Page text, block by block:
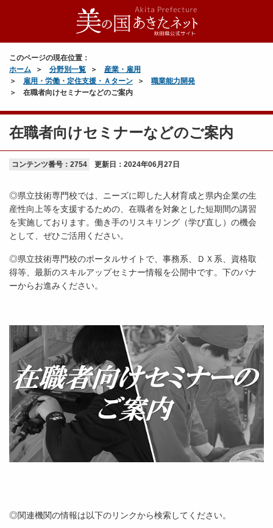
このページの現在位置：
ホーム
分野別一覧
産業・雇用
雇用・労働・定住支援・Ａターン
職業能力開発
在職者向けセミナーなどのご案内
在職者向けセミナーなどのご案内
コンテンツ番号：2754 更新日： 2024年06月27日
◎県立技術専門校では、ニーズに即した人材育成と県内企業の生
産性向上等を支援するための、在職者を対象とした短期間の講習
を実施しております。働き手のリスキリング（学び直し）の機会
として、ぜひご活用ください。
◎県立技術専門校のポータルサイトで、事務系、ＤＸ系、資格取
得等、最新のスキルアップセミナー情報を公開中です。下のバナ
ーからお進みください。
◎関連機関の情報は以下のリンクから検索してください。